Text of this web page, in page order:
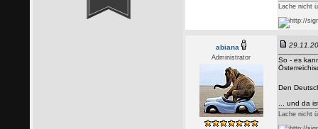
Lache nicht
abiana
Administrator
So - es
Den
... und da
Lache nicht